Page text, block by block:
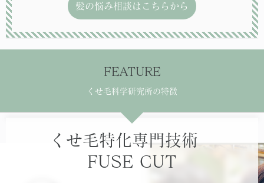
髪の悩み相談はこちらから
FEATURE
くせ毛科学研究所の特徴
くせ毛特化専門技術
FUSE CUT